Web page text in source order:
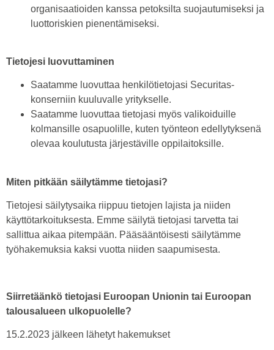
organisaatioiden kanssa petoksilta suojautumiseksi ja
luottoriskien pienentämiseksi.
Tietojesi luovuttaminen
Saatamme luovuttaa henkilötietojasi Securitas-
konserniin kuuluvalle yritykselle.
Saatamme luovuttaa tietojasi myös valikoiduille
kolmansille osapuolille, kuten työnteon edellytyksenä
olevaa koulutusta järjestäville oppilaitoksille.
Miten pitkään säilytämme tietojasi?
Tietojesi säilytysaika riippuu tietojen lajista ja niiden
käyttötarkoituksesta. Emme säilytä tietojasi tarvetta tai
sallittua aikaa pitempään. Pääsääntöisesti säilytämme
työhakemuksia kaksi vuotta niiden saapumisesta.
Siirretäänkö tietojasi Euroopan Unionin tai Euroopan
talousalueen ulkopuolelle?
15.2.2023 jälkeen lähetyt hakemukset